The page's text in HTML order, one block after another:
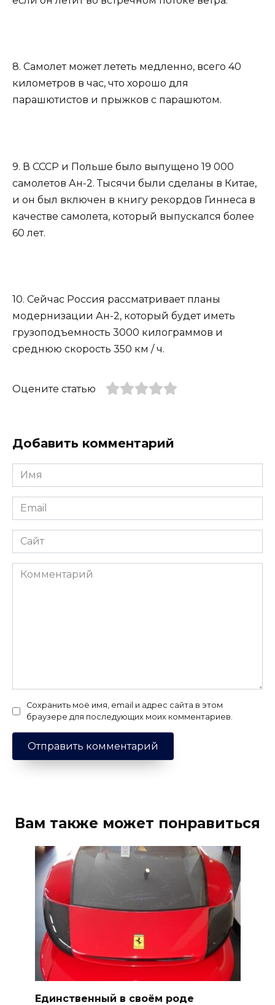
8. Самолет может лететь медленно, всего 40
километров в час, что хорошо для
парашютистов и прыжков с парашютом.
9. В СССР и Польше было выпущено 19 000
самолетов Ан-2. Тысячи были сделаны в Китае,
и он был включен в книгу рекордов Гиннеса в
качестве самолета, который выпускался более
60 лет.
10. Сейчас Россия рассматривает планы
модернизации Ан-2, который будет иметь
грузоподъемность 3000 килограммов и
среднюю скорость 350 км / ч.
Оцените статью
Добавить комментарий
Имя
*
Email
*
Сайт
Комментарий
Сохранить моё имя, email и адрес сайта в этом
браузере для последующих моих комментариев.
Вам также может понравиться
Единственный в своём роде